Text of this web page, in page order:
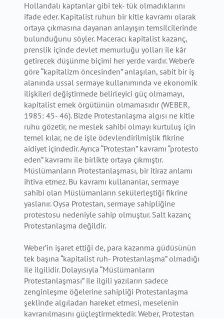
Hollandalı kaptanlar gibi tek- tük olmadıklarını
ifade eder. Kapitalist ruhun bir kitle kavramı olarak
ortaya çıkmasına dayanan anlayışın temsilcilerinde
bulunduğunu söyler. Maceracı kapitalist kazanç,
prenslik içinde devlet memurluğu yolları ile kâr
getirecek düşünme biçimi her yerde vardır. Weber’e
göre “kapitalizm öncesinden” anlaşılan, sabit bir iş
alanında ussal sermaye kullanımında ve ekonomik
ilişkileri değiştirmede belirleyici güç olmamayı,
kapitalist emek örgütünün olmamasıdır (WEBER,
1985: 45- 46). Bizde Protestanlaşma algısı ne kitle
ruhu gözetir, ne meslek sahibi olmayı kurtuluş için
temel kılar, ne de işle ödevlendirilmişlik fikrine
aidiyet içindedir. Ayrıca “Protestan” kavramı “protesto
eden” kavramı ile birlikte ortaya çıkmıştır.
Müslümanların Protestanlaşması, bir itiraz anlamı
ihtiva etmez. Bu kavramı kullananlar, sermaye
sahibi olan Müslümanların sekülerleştiği fikrine
yaslanır. Oysa Protestan, sermaye sahipliğine
protestosu nedeniyle sahip olmuştur. Salt kazanç
Protestanlaşma değildir.
Weber’in işaret ettiği de, para kazanma güdüsünün
tek başına “kapitalist ruh- Protestanlaşma” olmadığı
ile ilgilidir. Dolayısıyla “Müslümanların
Protestanlaşması” ile ilgili yazıların sadece
zenginleşme öğelerine sahipliği Protestanlaşma
şeklinde algıladan hareket etmesi, meselenin
kavranılmasını güçleştirmektedir. Weber, Protestan